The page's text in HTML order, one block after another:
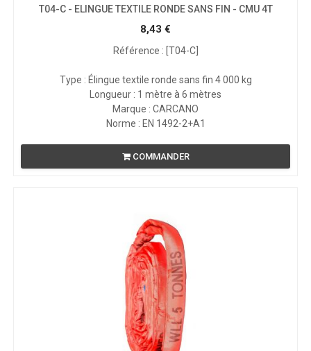
T04-C - ELINGUE TEXTILE RONDE SANS FIN - CMU 4T
8,43 €
Référence : [T04-C]
Type : Élingue textile ronde sans fin 4 000 kg
Longueur : 1 mètre à 6 mètres
Marque : CARCANO
Norme : EN 1492-2+A1
COMMANDER